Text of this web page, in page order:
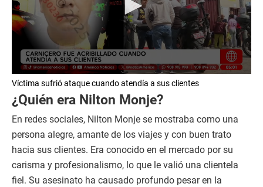
s
e
c
o
n
d
o
f
1
m
Víctima sufrió ataque cuando atendía a sus clientes
¿Quién era Nilton Monje?
En redes sociales, Nilton Monje se mostraba como una
persona alegre, amante de los viajes y con buen trato
hacia sus clientes. Era conocido en el mercado por su
carisma y profesionalismo, lo que le valió una clientela
fiel. Su asesinato ha causado profundo pesar en la